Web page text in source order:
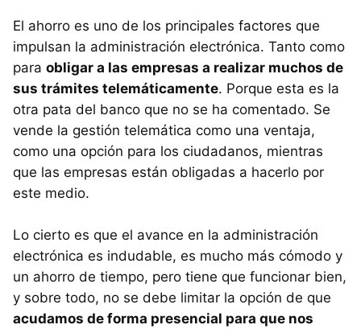
El ahorro es uno de los principales factores que
impulsan la administración electrónica. Tanto como
para obligar a las empresas a realizar muchos de
sus trámites telemáticamente. Porque esta es la
otra pata del banco que no se ha comentado. Se
vende la gestión telemática como una ventaja,
como una opción para los ciudadanos, mientras
que las empresas están obligadas a hacerlo por
este medio.
Lo cierto es que el avance en la administración
electrónica es indudable, es mucho más cómodo y
un ahorro de tiempo, pero tiene que funcionar bien,
y sobre todo, no se debe limitar la opción de que
acudamos de forma presencial para que nos